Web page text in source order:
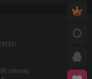
刻！
sitemap